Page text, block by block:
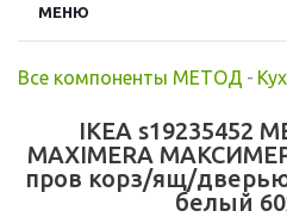
МЕНЮ
Все компоненты МЕТОД -
IKEA s19235452
MAXIMERA
пров корз/ящ/
белый